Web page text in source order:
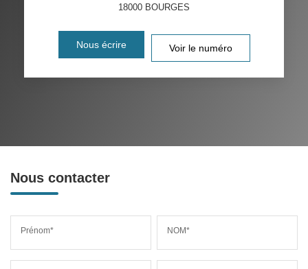
18000 BOURGES
Nous écrire Voir le numéro
Nous contacter
Prénom* NOM*